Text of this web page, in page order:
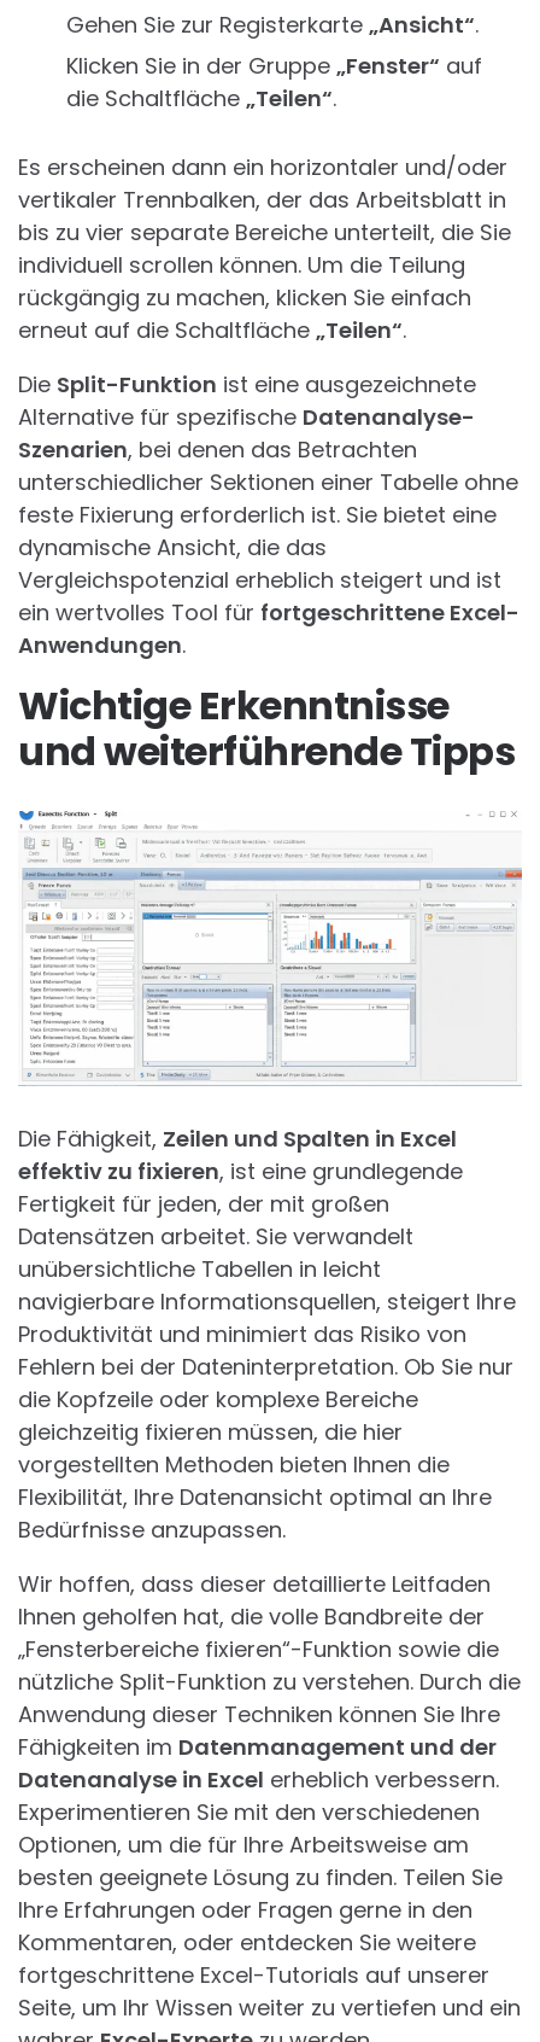
Gehen Sie zur Registerkarte „Ansicht“.
Klicken Sie in der Gruppe „Fenster“ auf
die Schaltfläche „Teilen“.
Es erscheinen dann ein horizontaler und/oder
vertikaler Trennbalken, der das Arbeitsblatt in
bis zu vier separate Bereiche unterteilt, die Sie
individuell scrollen können. Um die Teilung
rückgängig zu machen, klicken Sie einfach
erneut auf die Schaltfläche „Teilen“.
Die Split-Funktion ist eine ausgezeichnete
Alternative für spezifische Datenanalyse-
Szenarien, bei denen das Betrachten
unterschiedlicher Sektionen einer Tabelle ohne
feste Fixierung erforderlich ist. Sie bietet eine
dynamische Ansicht, die das
Vergleichspotenzial erheblich steigert und ist
ein wertvolles Tool für fortgeschrittene Excel-
Anwendungen.
Wichtige Erkenntnisse
und weiterführende Tipps
Die Fähigkeit, Zeilen und Spalten in Excel
effektiv zu fixieren, ist eine grundlegende
Fertigkeit für jeden, der mit großen
Datensätzen arbeitet. Sie verwandelt
unübersichtliche Tabellen in leicht
navigierbare Informationsquellen, steigert Ihre
Produktivität und minimiert das Risiko von
Fehlern bei der Dateninterpretation. Ob Sie nur
die Kopfzeile oder komplexe Bereiche
gleichzeitig fixieren müssen, die hier
vorgestellten Methoden bieten Ihnen die
Flexibilität, Ihre Datenansicht optimal an Ihre
Bedürfnisse anzupassen.
Wir hoffen, dass dieser detaillierte Leitfaden
Ihnen geholfen hat, die volle Bandbreite der
„Fensterbereiche fixieren“-Funktion sowie die
nützliche Split-Funktion zu verstehen. Durch die
Anwendung dieser Techniken können Sie Ihre
Fähigkeiten im Datenmanagement und der
Datenanalyse in Excel erheblich verbessern.
Experimentieren Sie mit den verschiedenen
Optionen, um die für Ihre Arbeitsweise am
besten geeignete Lösung zu finden. Teilen Sie
Ihre Erfahrungen oder Fragen gerne in den
Kommentaren, oder entdecken Sie weitere
fortgeschrittene Excel-Tutorials auf unserer
Seite, um Ihr Wissen weiter zu vertiefen und ein